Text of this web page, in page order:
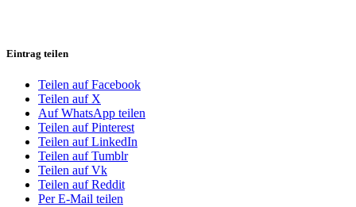
Eintrag teilen
Teilen auf Facebook
Teilen auf X
Auf WhatsApp teilen
Teilen auf Pinterest
Teilen auf LinkedIn
Teilen auf Tumblr
Teilen auf Vk
Teilen auf Reddit
Per E-Mail teilen